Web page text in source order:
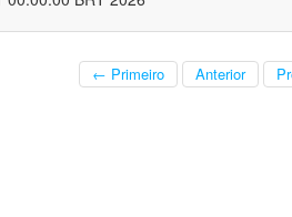
← Primeiro Anterior